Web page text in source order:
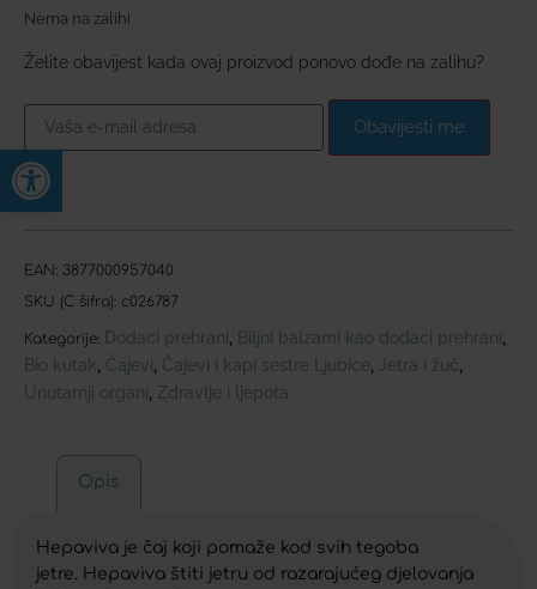
Open toolbar
Nema na zalihi
Želite obavijest kada ovaj proizvod ponovo dođe na zalihu?
Obavijesti me
EAN: 3877000957040
SKU (C šifra): c026787
Kategorije: Dodaci prehrani, Biljni balzami kao dodaci prehrani,
Bio kutak, Čajevi, Čajevi i kapi sestre Ljubice, Jetra i žuč,
Unutarnji organi, Zdravlje i ljepota
Opis
Hepaviva je čaj koji pomaže kod svih tegoba
jetre. Hepaviva štiti jetru od razarajućeg djelovanja